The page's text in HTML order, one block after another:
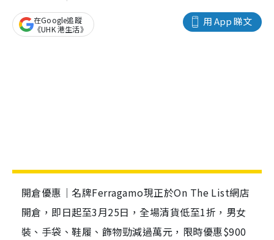
用 App 睇文
在Google追蹤
《UHK 港生活》
開倉優惠｜名牌Ferragamo現正於On The List網店
開倉，即日起至3月25日，全場清貨低至1折，男女
裝、手袋、鞋履、飾物勁減過萬元，限時優惠$900